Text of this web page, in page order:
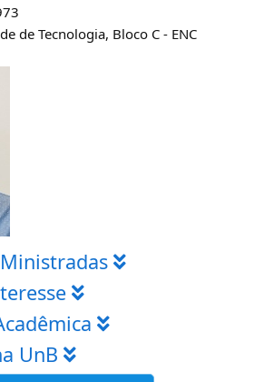
de Tecnologia, Bloco C - ENC
UnB